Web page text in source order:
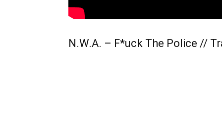
N.W.A. – F*uck The Police //